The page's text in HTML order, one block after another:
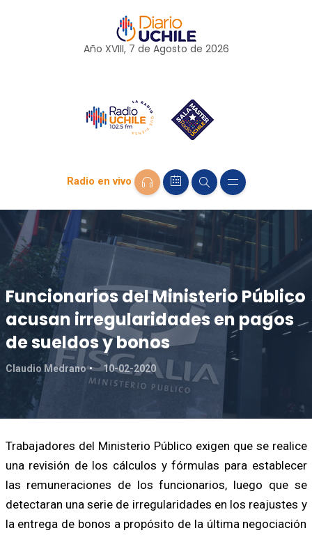
Año XVIII, 7 de Agosto de 2026
Radio en vivo
Funcionarios del Ministerio Público
acusan irregularidades en pagos
de sueldos y bonos
Claudio Medrano 10-02-2020
Trabajadores del Ministerio Público exigen que se realice
una revisión de los cálculos y fórmulas para establecer
las remuneraciones de los funcionarios, luego que se
detectaran una serie de irregularidades en los reajustes y
la entrega de bonos a propósito de la última negociación